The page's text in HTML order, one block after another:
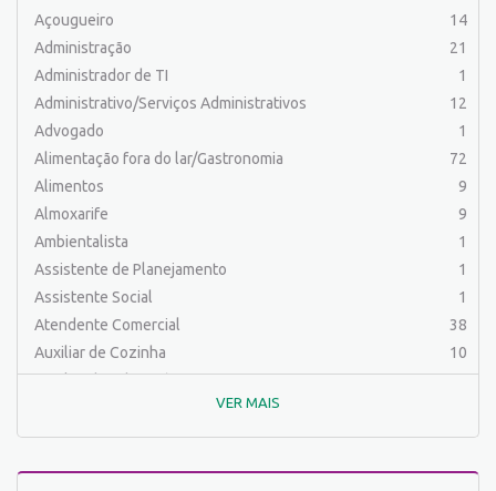
Açougueiro
14
Administração
21
Administrador de TI
1
Administrativo/Serviços Administrativos
12
Advogado
1
Alimentação fora do lar/Gastronomia
72
Alimentos
9
Almoxarife
9
Ambientalista
1
Assistente de Planejamento
1
Assistente Social
1
Atendente Comercial
38
Auxiliar de Cozinha
10
Auxiliar de Laboratório
2
Auxiliar de Manutenção Predial
Auxiliar de Mecânica
1
VER MAIS